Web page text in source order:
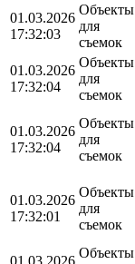
01.03.2026
17:32:03
Объекты
для
съемок
01.03.2026
17:32:04
Объекты
для
съемок
01.03.2026
17:32:04
Объекты
для
съемок
01.03.2026
17:32:01
Объекты
для
съемок
01.03.2026
Объекты